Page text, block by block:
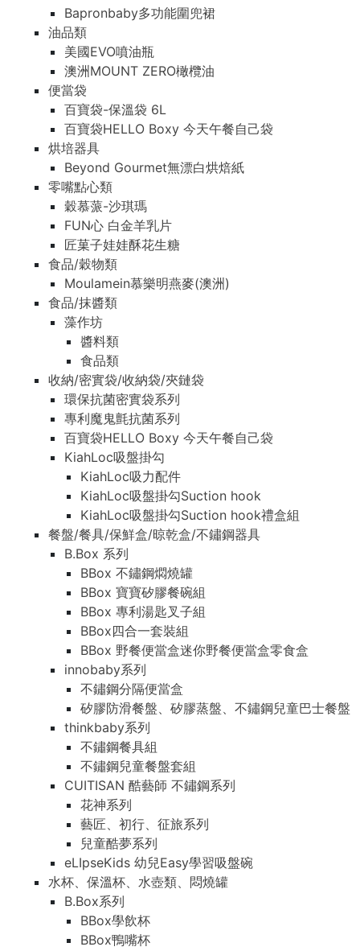
Bapronbaby多功能圍兜裙
油品類
美國EVO噴油瓶
澳洲MOUNT ZERO橄欖油
便當袋
百寶袋-保溫袋 6L
百寶袋HELLO Boxy 今天午餐自己袋
烘培器具
Beyond Gourmet無漂白烘焙紙
零嘴點心類
穀慕蒎-沙琪瑪
FUN心 白金羊乳片
匠菓子娃娃酥花生糖
食品/穀物類
Moulamein慕樂明燕麥(澳洲)
食品/抹醬類
藻作坊
醬料類
食品類
收納/密實袋/收納袋/夾鏈袋
環保抗菌密實袋系列
專利魔鬼氈抗菌系列
百寶袋HELLO Boxy 今天午餐自己袋
KiahLoc吸盤掛勾
KiahLoc吸力配件
KiahLoc吸盤掛勾Suction hook
KiahLoc吸盤掛勾Suction hook禮盒組
餐盤/餐具/保鮮盒/晾乾盒/不鏽鋼器具
B.Box 系列
BBox 不鏽鋼燜燒罐
BBox 寶寶矽膠餐碗組
BBox 專利湯匙叉子組
BBox四合一套裝組
BBox 野餐便當盒迷你野餐便當盒零食盒
innobaby系列
不鏽鋼分隔便當盒
矽膠防滑餐盤、矽膠蒸盤、不鏽鋼兒童巴士餐盤
thinkbaby系列
不鏽鋼餐具組
不鏽鋼兒童餐盤套組
CUITISAN 酷藝師 不鏽鋼系列
花神系列
藝匠、初行、征旅系列
兒童酷夢系列
eLIpseKids 幼兒Easy學習吸盤碗
水杯、保溫杯、水壺類、悶燒罐
B.Box系列
BBox學飲杯
BBox鴨嘴杯